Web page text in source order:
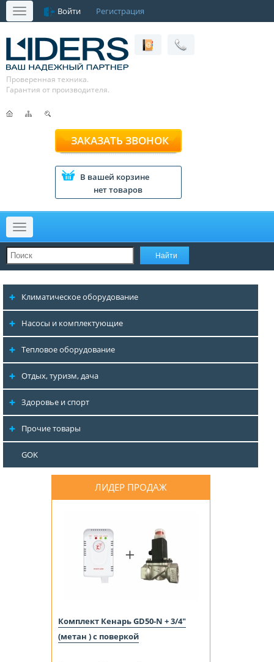
Меню Войти Регистрация
Проверенная техника.
Гарантия от производителя.
ЗАКАЗАТЬ ЗВОНОК
В вашей корзине
нет товаров
Меню
Климатическое оборудование
Насосы и комплектующие
Тепловое оборудование
Отдых, туризм, дача
Здоровье и спорт
Прочие товары
GOK
ЛИДЕР ПРОДАЖ
Комплект Кенарь GD50-N + 3/4"
(метан ) с поверкой